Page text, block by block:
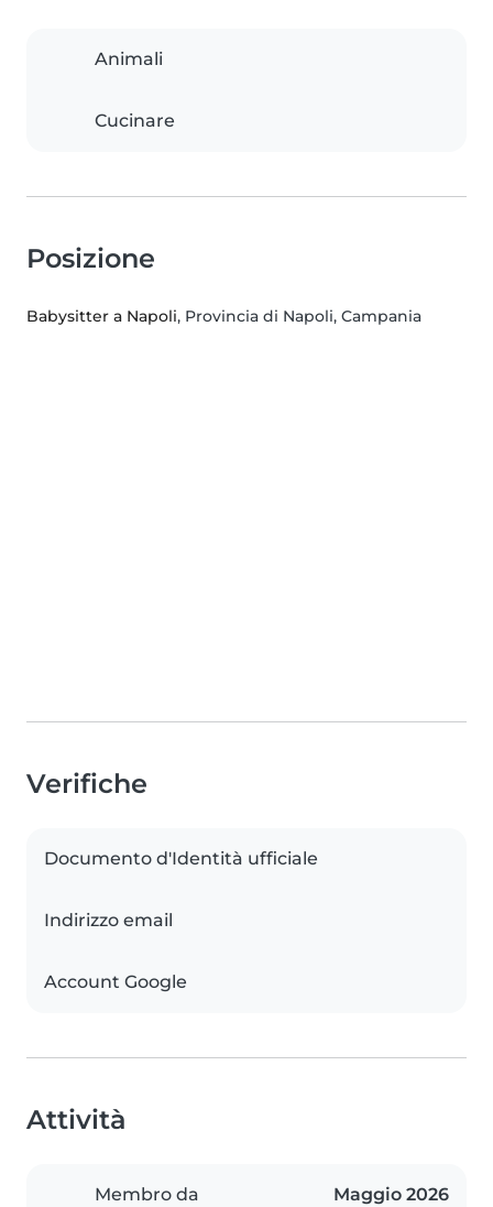
Animali
Cucinare
Posizione
Babysitter a Napoli, Provincia di Napoli, Campania
Verifiche
Documento d'Identità ufficiale
Indirizzo email
Account Google
Attività
Membro da Maggio 2026